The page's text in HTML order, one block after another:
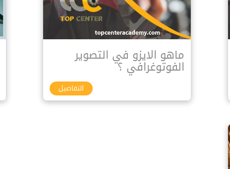
ماهو الايزو في التصوير
الفوتوغرافي ؟
التفاصيل